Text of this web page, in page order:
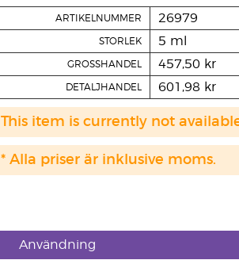
ARTIKELNUMMER 26979
STORLEK 5 ml
GROSSHANDEL 457,50 kr
DETALJHANDEL 601,98 kr
This item is currently not
* Alla priser är inklusive moms.
Användning